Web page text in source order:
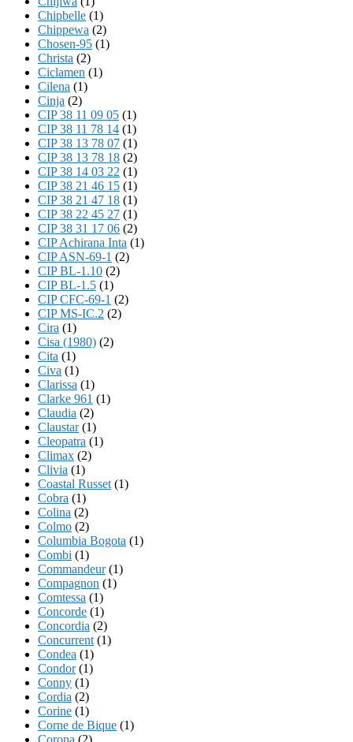
Chipbelle (1)
Chippewa (2)
Chosen-95 (1)
Christa (2)
Ciclamen (1)
Cilena (1)
Cinja (2)
CIP 38 11 09 05 (1)
CIP 38 11 78 14 (1)
CIP 38 13 78 07 (1)
CIP 38 13 78 18 (2)
CIP 38 14 03 22 (1)
CIP 38 21 46 15 (1)
CIP 38 21 47 18 (1)
CIP 38 22 45 27 (1)
CIP 38 31 17 06 (2)
CIP Achirana Inta (1)
CIP ASN-69-1 (2)
CIP BL-1.10 (2)
CIP BL-1.5 (1)
CIP CFC-69-1 (2)
CIP MS-IC.2 (2)
Cira (1)
Cisa (1980) (2)
Cita (1)
Civa (1)
Clarissa (1)
Clarke 961 (1)
Claudia (2)
Claustar(1)
Cleopatra (1)
Climax (2)
Clivia (1)
Coastal Russet (1)
Cobra (1)
Colina (2)
Colmo (2)
Columbia Bogota (1)
Combi (1)
Commandeur(1)
Compagnon (1)
Comtessa (1)
Concorde (1)
Concordia (2)
Concurrent (1)
Condea (1)
Condor(1)
Conny (1)
Cordia (2)
Corine (1)
Corne de Bique (1)
Corona (2)